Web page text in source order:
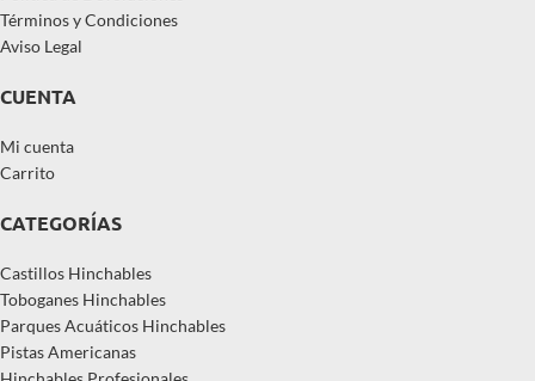
Términos y Condiciones
Aviso Legal
CUENTA
Mi cuenta
Carrito
CATEGORÍAS
Castillos Hinchables
Toboganes Hinchables
Parques Acuáticos Hinchables
Pistas Americanas